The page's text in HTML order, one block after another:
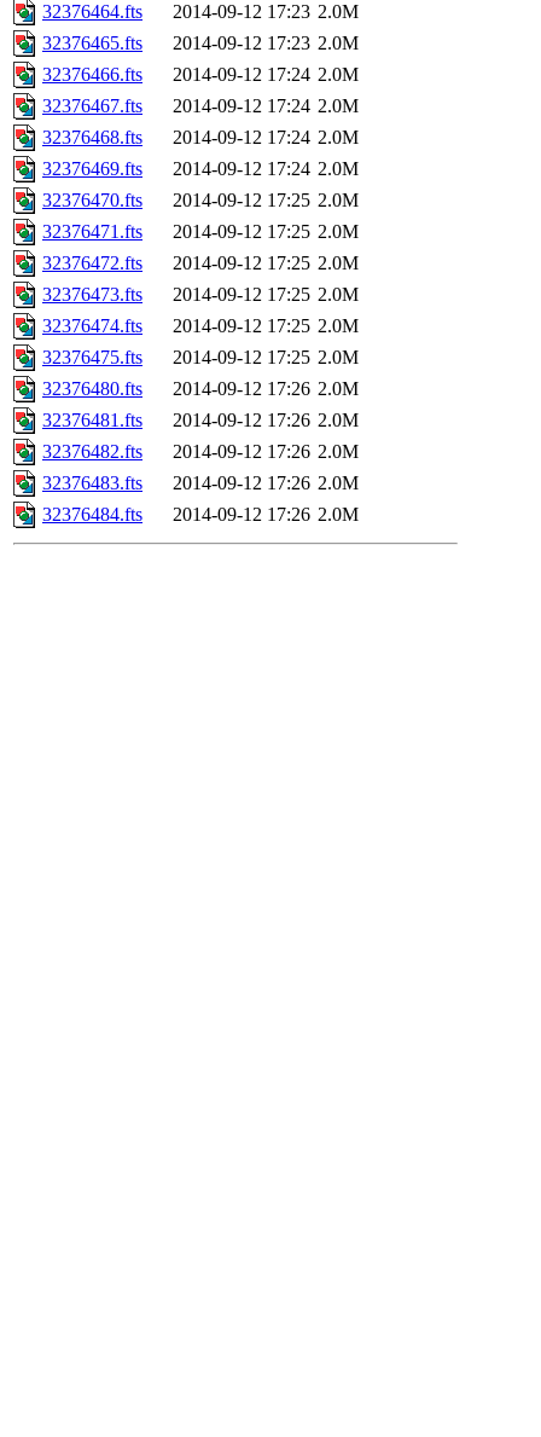
32376464.fts 2014-09-12 17:23 2.0M
32376465.fts
2014-09-12 17:23 2.0M
32376466.fts
2014-09-12 17:24 2.0M
32376467.fts
2014-09-12 17:24 2.0M
32376468.fts
2014-09-12 17:24 2.0M
32376469.fts
2014-09-12 17:24 2.0M
32376470.fts
2014-09-12 17:25 2.0M
32376471.fts
2014-09-12 17:25 2.0M
32376472.fts
2014-09-12 17:25 2.0M
32376473.fts
2014-09-12 17:25 2.0M
32376474.fts
2014-09-12 17:25 2.0M
32376475.fts
2014-09-12 17:25 2.0M
32376480.fts
2014-09-12 17:26 2.0M
32376481.fts
2014-09-12 17:26 2.0M
32376482.fts
2014-09-12 17:26 2.0M
32376483.fts
2014-09-12 17:26 2.0M
32376484.fts
2014-09-12 17:26 2.0M